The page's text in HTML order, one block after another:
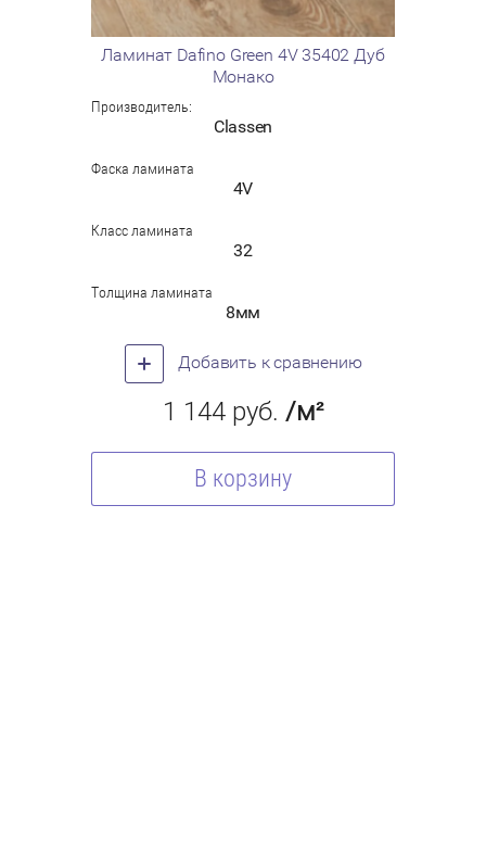
Ламинат Dafino Green 4V 35402 Дуб
Монако
Производитель:
Classen
Фаска ламината
4V
Класс ламината
32
Толщина ламината
8мм
Добавить к сравнению
1 144руб. /м²
В корзину